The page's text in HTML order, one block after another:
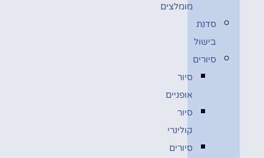
מומלצים
סדנת
בישול
סיורים
סיור
אופניים
סיור
קולינרי
סיורים